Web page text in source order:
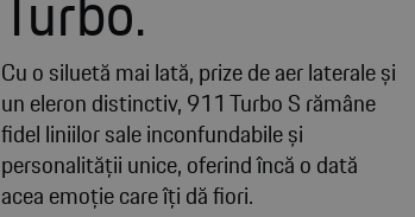
Cu o siluetă mai lată, prize de aer laterale și
un eleron distinctiv, 911 Turbo S rămâne
fidel liniilor sale inconfundabile și
personalității unice, oferind încă o dată
acea emoție care îți dă fiori.